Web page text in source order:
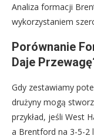
Analiza formacji
wykorzystaniem
Porównanie
Daje
Gdy zestawiamy
drużyny mogą
przykład, jeśli West
a Brentford na 3-5-2